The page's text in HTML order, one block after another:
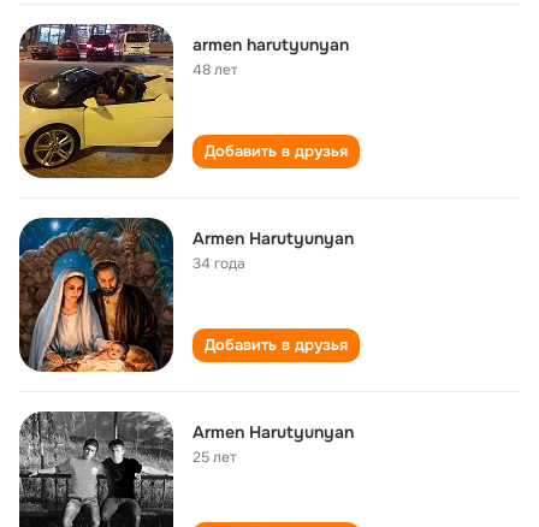
armen harutyunyan
48 лет
Добавить в друзья
Armen Harutyunyan
34 года
Добавить в друзья
Armen Harutyunyan
25 лет